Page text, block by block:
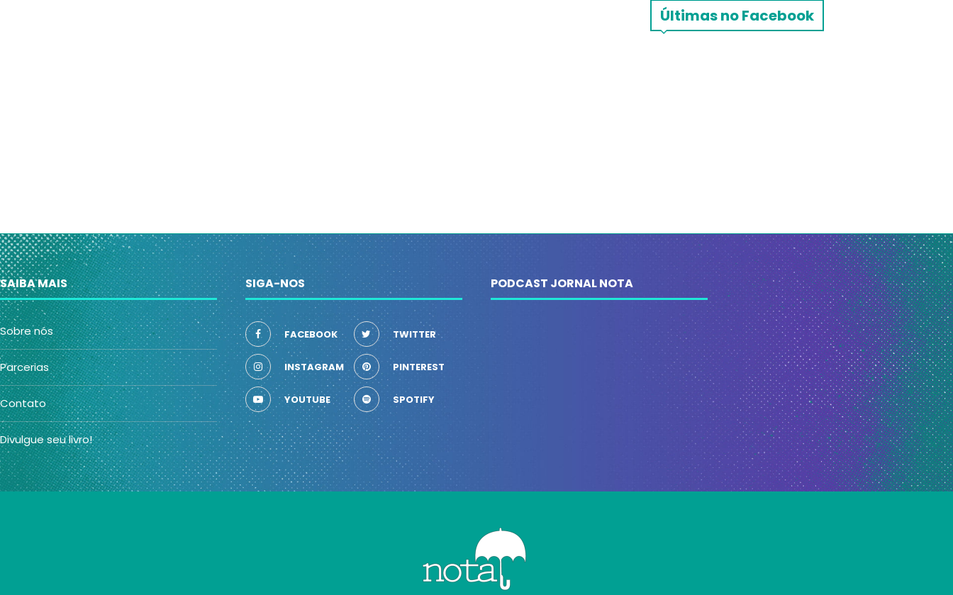
Últimas no Facebook
SAIBA MAIS
Sobre nós
Parcerias
Contato
Divulgue seu livro!
SIGA-NOS
FACEBOOK TWITTER
INSTAGRAM PINTEREST
YOUTUBE SPOTIFY
PODCAST JORNAL NOTA